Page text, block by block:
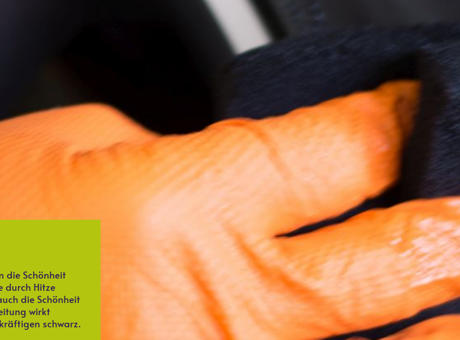
die Schönheit
durch Hitze
die Schönheit
wirkt
schwarz.